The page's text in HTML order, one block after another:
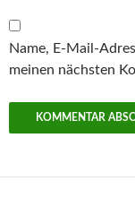
Name, E-Mail-
meinen nächsten